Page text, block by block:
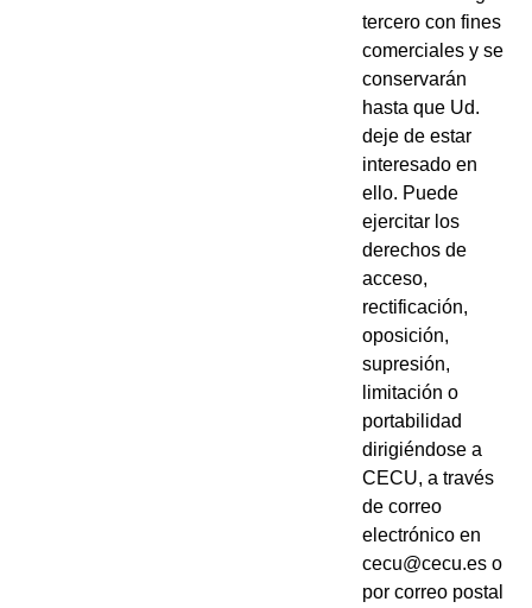
tercero con fines
comerciales y se
conservarán
hasta que Ud.
deje de estar
interesado en
ello. Puede
ejercitar los
derechos de
acceso,
rectificación,
oposición,
supresión,
limitación o
portabilidad
dirigiéndose a
CECU, a través
de correo
electrónico en
cecu@cecu.es o
por correo postal